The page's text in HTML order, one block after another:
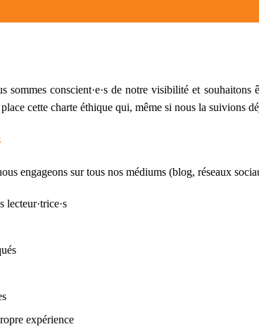
sommes conscient·e·s de notre visibilité et souhaitons
cette charte éthique qui, même si nous la suivions
engageons sur tous nos médiums (blog, réseaux
lecteur·trice·s
expérience